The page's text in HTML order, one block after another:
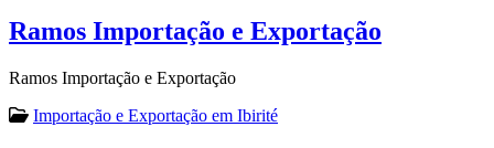
Ramos Importação e Exportação
Ramos Importação e Exportação
Importação e Exportação em Ibirité